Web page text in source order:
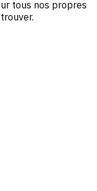
tous nos propres